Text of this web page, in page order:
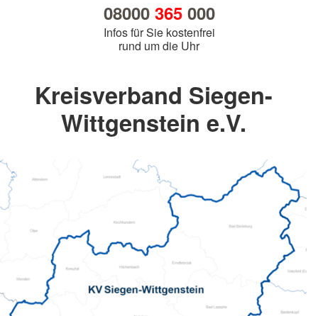
08000 365000
Infos für Sie kostenfrei
rund um die Uhr
Kreisverband Siegen-
Wittgenstein e.V.